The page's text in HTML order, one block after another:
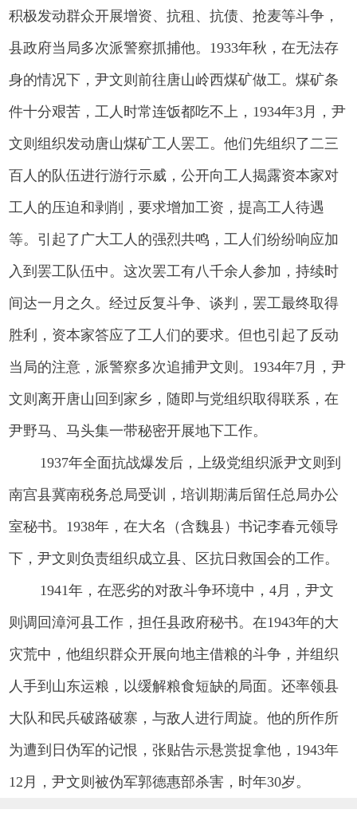
积极发动群众开展增资、抗租、抗债、抢麦等斗争，
县政府当局多次派警察抓捕他。1933年秋，在无法存
身的情况下，尹文则前往唐山岭西煤矿做工。煤矿条
件十分艰苦，工人时常连饭都吃不上，1934年3月，尹
文则组织发动唐山煤矿工人罢工。他们先组织了二三
百人的队伍进行游行示威，公开向工人揭露资本家对
工人的压迫和剥削，要求增加工资，提高工人待遇
等。引起了广大工人的强烈共鸣，工人们纷纷响应加
入到罢工队伍中。这次罢工有八千余人参加，持续时
间达一月之久。经过反复斗争、谈判，罢工最终取得
胜利，资本家答应了工人们的要求。但也引起了反动
当局的注意，派警察多次追捕尹文则。1934年7月，尹
文则离开唐山回到家乡，随即与党组织取得联系，在
尹野马、马头集一带秘密开展地下工作。
1937年全面抗战爆发后，上级党组织派尹文则到
南宫县冀南税务总局受训，培训期满后留任总局办公
室秘书。1938年，在大名（含魏县）书记李春元领导
下，尹文则负责组织成立县、区抗日救国会的工作。
1941年，在恶劣的对敌斗争环境中，4月，尹文
则调回漳河县工作，担任县政府秘书。在1943年的大
灾荒中，他组织群众开展向地主借粮的斗争，并组织
人手到山东运粮，以缓解粮食短缺的局面。还率领县
大队和民兵破路破寨，与敌人进行周旋。他的所作所
为遭到日伪军的记恨，张贴告示悬赏捉拿他，1943年
12月，尹文则被伪军郭德惠部杀害，时年30岁。